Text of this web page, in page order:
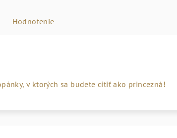
Hodnotenie
v ktorých sa budete cítiť ako princezná!